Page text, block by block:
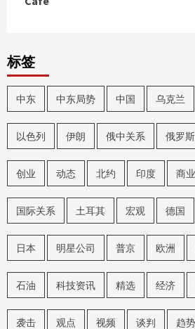
标签
中东 中东局势 中国 乌克兰
以色列 伊朗 俄中关系 俄罗斯
创业 动态 北约 印度 商
国际关系 土耳其 宏观 德国
日本 明星公司 普京 欧洲
石油 科技资讯 精选 经济
袭击 观点 视频 谈判 趋势